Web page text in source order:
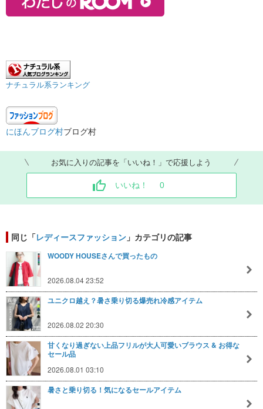
ナチュラル系ランキング
にほんブログ村ブログ村
お気に入りの記事を「いいね！」で応援しよう
いいね！ 0
同じ「レディースファッション 」カテゴリの記事
WOODY HOUSEさんで買ったもの
2026.08.04 23:52
ユニクロ越え？暑さ乗り切る爆売れ冷感アイテム
2026.08.02 20:30
甘くなり過ぎない上品フリルが大人可愛いブラウス & お得な
セール品
2026.08.01 03:10
暑さと乗り切る！気になるセールアイテム